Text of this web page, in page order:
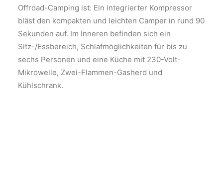
Offroad-Camping ist: Ein integrierter Kompressor
bläst den kompakten und leichten Camper in rund 90
Sekunden auf. Im Inneren befinden sich ein
Sitz-/Essbereich, Schlafmöglichkeiten für bis zu
sechs Personen und eine Küche mit 230-Volt-
Mikrowelle, Zwei-Flammen-Gasherd und
Kühlschrank.